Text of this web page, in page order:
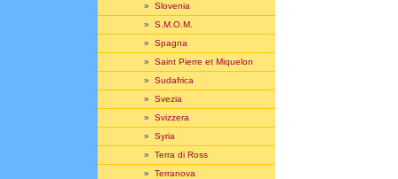
» Slovenia
» S.M.O.M.
» Spagna
» Saint Pierre et Miquelon
» Sudafrica
» Svezia
» Svizzera
» Syria
» Terra di Ross
» Terranova